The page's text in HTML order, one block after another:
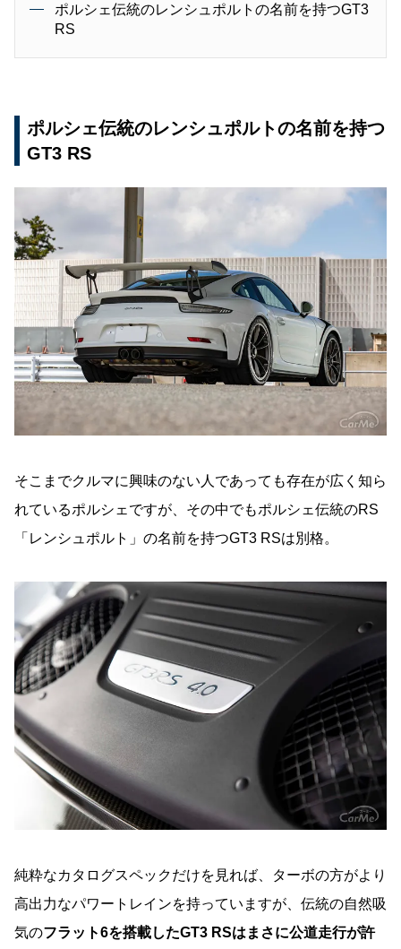
ポルシェ伝統のレンシュポルトの名前を持つGT3
RS
ポルシェ伝統のレンシュポルトの名前を持つ
GT3 RS
そこまでクルマに興味のない人であっても存在が広く知ら
れているポルシェですが、その中でもポルシェ伝統のRS
「レンシュポルト」の名前を持つGT3 RSは別格。
純粋なカタログスペックだけを見れば、ターボの方がより
高出力なパワートレインを持っていますが、伝統の自然吸
気のフラット6を搭載したGT3 RSはまさに公道走行が許